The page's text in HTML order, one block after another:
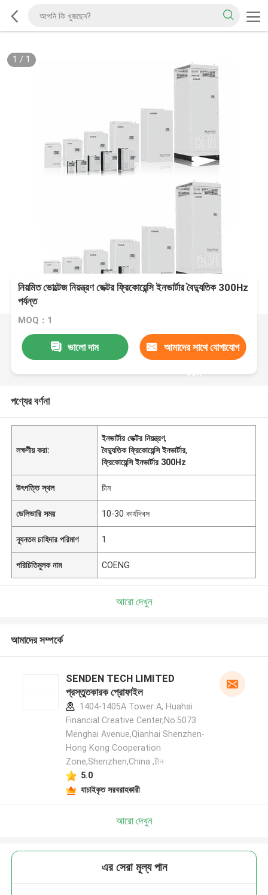
1 / 1
নিয়মিত ভোল্টেজ নিয়ন্ত্রণ ভেক্টর ফ্রিকোয়েন্সি ইনভার্টার বৈদ্যুতিক 300Hz
পর্যন্ত
MOQ：1
ভালো দাম আমাদের সাথে যোগাযোগ
করুন
পণ্যের বর্ণনা
লক্ষণীয় করা:
ইনভার্টার ভেক্টর নিয়ন্ত্রণ,
বৈদ্যুতিক ফ্রিকোয়েন্সি ইনভার্টার,
ফ্রিকোয়েন্সি ইনভার্টার 300Hz
উৎপত্তি স্থল চীন
ডেলিভারি সময় 10-30 কার্যদিবস
ন্যূনতম চাহিদার পরিমাণ 1
পরিচিতিমুলক নাম COENG
আরো দেখুন
আমাদের সম্পর্কে
SENDEN TECH LIMITED
প্রস্তুতকারক প্রোফাইল
1404-1405A Tower A, Huahai
Financial Creative Center,No.5073
Menghai Avenue,Qianhai Shenzhen-
Hong Kong Cooperation
Zone,Shenzhen,China ,চীন
5.0
যাচাইকৃত সরবরাহকারী
আরো দেখুন
এর সেরা মূল্য পান